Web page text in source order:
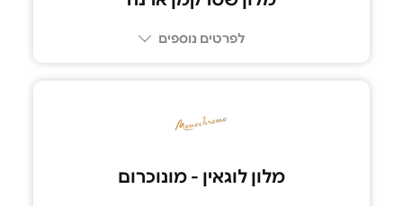
לפרטים נוספים
מלון לוגאין - מונוכרום